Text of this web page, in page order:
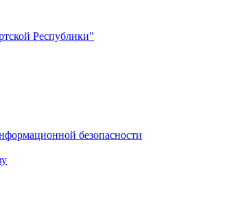
Республики"
безопасности